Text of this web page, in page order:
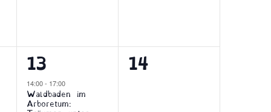
1
Veranstaltung,
13
14:00- 17:00
Waldbaden im
Arboretum:
0
14